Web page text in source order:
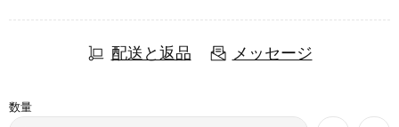
配送と返品 メッセージ
数量